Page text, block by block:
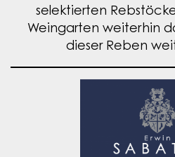
selektierten
Weingarten weiterhin
dieser Reben